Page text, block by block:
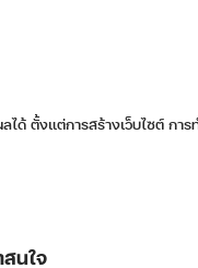
ด้ ตั้งแต่การสร้างเว็บไซต์ การ
นใจ